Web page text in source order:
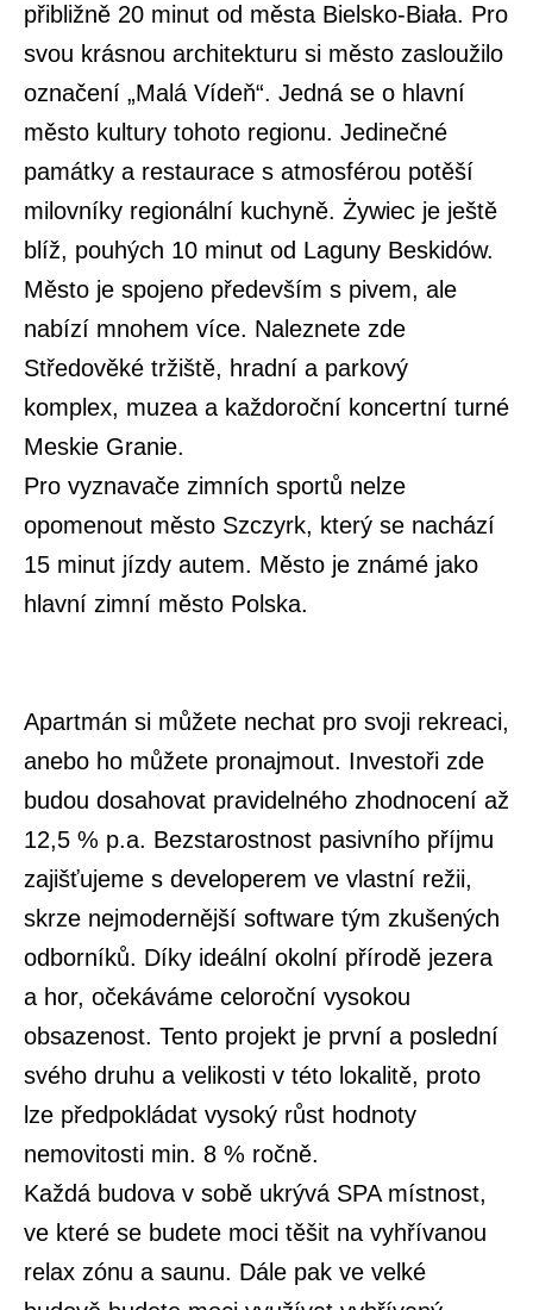
přibližně 20 minut od města Bielsko-Biała. Pro
svou krásnou architekturu si město zasloužilo
označení „Malá Vídeň“. Jedná se o hlavní
město kultury tohoto regionu. Jedinečné
památky a restaurace s atmosférou potěší
milovníky regionální kuchyně. Żywiec je ještě
blíž, pouhých 10 minut od Laguny Beskidów.
Město je spojeno především s pivem, ale
nabízí mnohem více. Naleznete zde
Středověké tržiště, hradní a parkový
komplex, muzea a každoroční koncertní turné
Meskie Granie.
Pro vyznavače zimních sportů nelze
opomenout město Szczyrk, který se nachází
15 minut jízdy autem. Město je známé jako
hlavní zimní město Polska.
Apartmán si můžete nechat pro svoji rekreaci,
anebo ho můžete pronajmout. Investoři zde
budou dosahovat pravidelného zhodnocení až
12,5 % p.a. Bezstarostnost pasivního příjmu
zajišťujeme s developerem ve vlastní režii,
skrze nejmodernější software tým zkušených
odborníků. Díky ideální okolní přírodě jezera
a hor, očekáváme celoroční vysokou
obsazenost. Tento projekt je první a poslední
svého druhu a velikosti v této lokalitě, proto
lze předpokládat vysoký růst hodnoty
nemovitosti min. 8 % ročně.
Každá budova v sobě ukrývá SPA místnost,
ve které se budete moci těšit na vyhřívanou
relax zónu a saunu. Dále pak ve velké